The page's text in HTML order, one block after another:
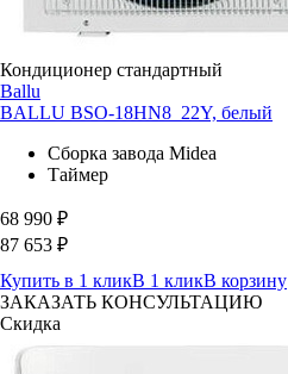
Кондиционер стандартный
Ballu
BALLU BSO-18HN8_22Y, белый
Сборка завода Midea
Таймер
68 990 ₽
87 653 ₽
Купить в 1 кликВ 1 кликВ корзину
ЗАКАЗАТЬ КОНСУЛЬТАЦИЮ
Скидка